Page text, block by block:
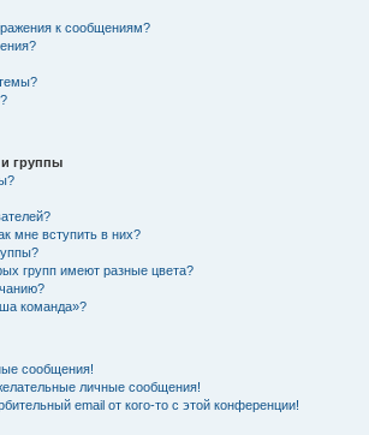
к сообщениям?
группы
мне вступить в них?
групп имеют разные цвета?
команда»?
сообщения!
личные сообщения!
email от кого-то с этой конференции!